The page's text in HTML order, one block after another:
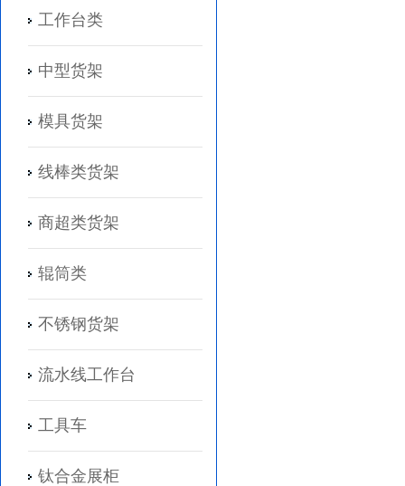
工作台类
中型货架
模具货架
线棒类货架
商超类货架
辊筒类
不锈钢货架
流水线工作台
工具车
钛合金展柜